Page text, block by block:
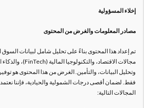
إخلاء المسؤولية
مصادر المعلومات والغرض من المحتوى
تم إعداد هذا المحتوى بناءً على تحليل شامل لبيانات السوق
وتحليل البيانات، والتأمين. الغرض من هذا المحتوى هو
فقط. لضمان أقصى درجات الشمولية والحيادية، فإننا
المجالات التالية: